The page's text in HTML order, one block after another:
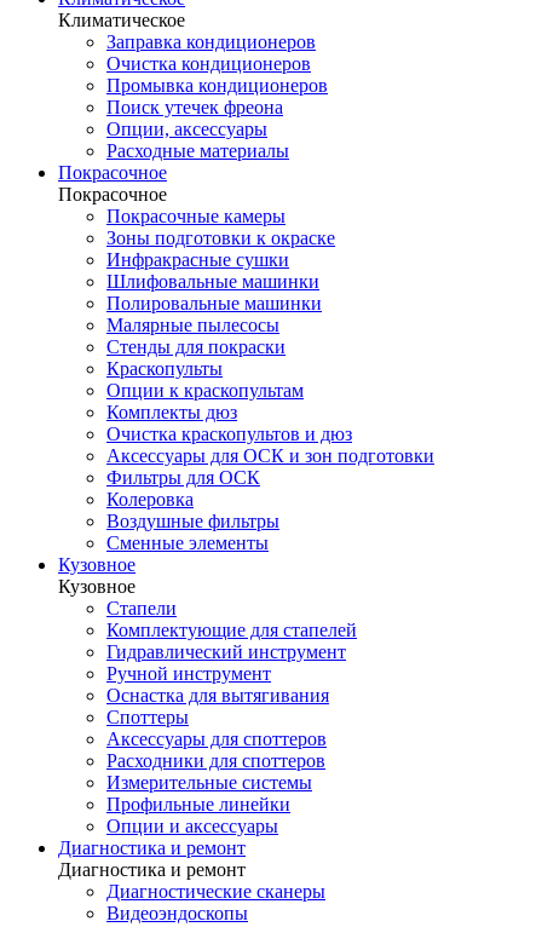
Климатическое
Заправка кондиционеров
Очистка кондиционеров
Промывка кондиционеров
Поиск утечек фреона
Опции, аксессуары
Расходные материалы
Покрасочное
Покрасочное
Покрасочные камеры
Зоны подготовки к окраске
Инфракрасные сушки
Шлифовальные машинки
Полировальные машинки
Малярные пылесосы
Стенды для покраски
Краскопульты
Опции к краскопультам
Комплекты дюз
Очистка краскопультов и дюз
Аксессуары для ОСК и зон подготовки
Фильтры для ОСК
Колеровка
Воздушные фильтры
Сменные элементы
Кузовное
Кузовное
Стапели
Комплектующие для стапелей
Гидравлический инструмент
Ручной инструмент
Оснастка для вытягивания
Споттеры
Аксессуары для споттеров
Расходники для споттеров
Измерительные системы
Профильные линейки
Опции и аксессуары
Диагностика и ремонт
Диагностика и ремонт
Диагностические сканеры
Видеоэндоскопы